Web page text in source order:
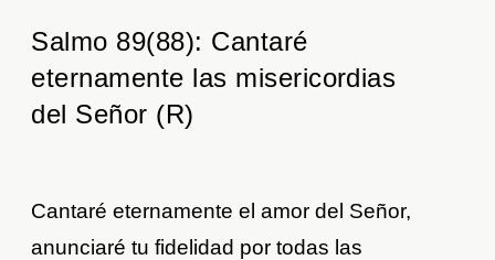
Salmo 89(88): Cantaré
eternamente las misericordias
del Señor (R)
Cantaré eternamente el amor del Señor,
anunciaré tu fidelidad por todas las